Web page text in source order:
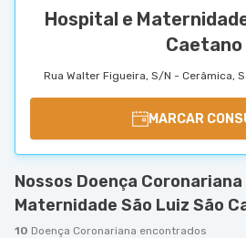
Hospital e
Caetano
Rua Walter Figueira, S/N - Cerâmica,
MARCAR
Nossos Doença
Maternidade São Luiz São
10 Doença Coronariana encontrados